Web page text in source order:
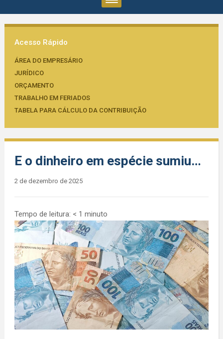
Acesso Rápido
ÁREA DO EMPRESÁRIO
JURÍDICO
ORÇAMENTO
TRABALHO EM FERIADOS
TABELA PARA CÁLCULO DA CONTRIBUIÇÃO
E o dinheiro em espécie sumiu…
2 de dezembro de 2025
Tempo de leitura: < 1 minuto